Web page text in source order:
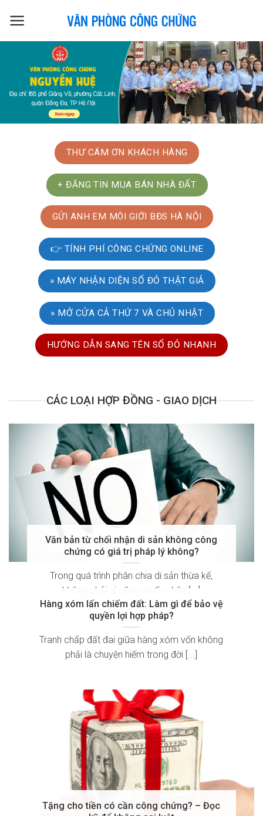
THƯ CÁM ƠN KHÁCH HÀNG
+ ĐĂNG TIN MUA BÁN NHÀ ĐẤT
GỬI ANH EM MÔI GIỚI BĐS HÀ NỘI
👉 TÍNH PHÍ CÔNG CHỨNG ONLINE
» MÁY NHẬN DIỆN SỔ ĐỎ THẬT GIẢ
» MỞ CỬA CẢ THỨ 7 VÀ CHỦ NHẬT
HƯỚNG DẪN SANG TÊN SỔ ĐỎ NHANH
CÁC LOẠI HỢP ĐỒNG - GIAO DỊCH
Văn bản từ chối nhận di sản không công
chứng có giá trị pháp lý không?
Trong quá trình phân chia di sản thừa kế,
không phải ai cũng muốn nhận [...]
Hàng xóm lấn chiếm đất: Làm gì để bảo vệ
quyền lợi hợp pháp?
Tranh chấp đất đai giữa hàng xóm vốn không
phải là chuyện hiếm trong đời [...]
Tặng cho tiền có cần công chứng? – Đọc